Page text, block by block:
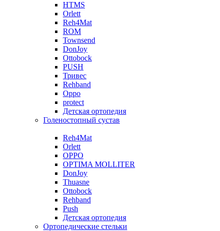
HTMS
Orlett
Reh4Mat
ROM
Townsend
DonJoy
Ottobock
PUSH
Тривес
Rehband
Oppo
protect
Детская ортопедия
Голеностопный сустав
Reh4Mat
Orlett
OPPO
OPTIMA MOLLITER
DonJoy
Thuasne
Ottobock
Rehband
Push
Детская ортопедия
Ортопедические стельки